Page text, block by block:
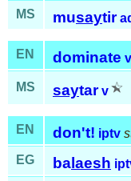
MS
musaytir
EN dominate v
MS saytar v
EN don't! iptv
EG
ba laesh